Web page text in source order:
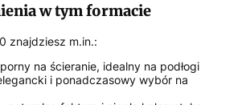
w tym formacie
znajdziesz m.in.:
na ścieranie, idealny na podłogi
i ponadczasowy wybór na